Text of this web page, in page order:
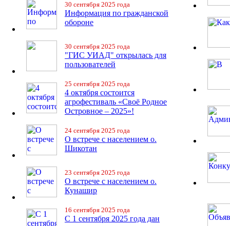
30 сентября 2025 года
Информация по гражданской
обороне
30 сентября 2025 года
"ГИС УИАД" открылась для
пользователей
25 сентября 2025 года
4 октября состоится
агрофестиваль «Своё Родное
Островное – 2025»!
24 сентября 2025 года
О встрече с населением о.
Шикотан
23 сентября 2025 года
О встрече с населением о.
Кунашир
16 сентября 2025 года
С 1 сентября 2025 года дан